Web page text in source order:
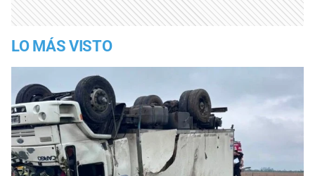
LO MÁS VISTO